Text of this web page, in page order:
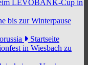
LEVOBANK-Cup in
bis zur Winterpause
Startseite
in Wiesbach zu